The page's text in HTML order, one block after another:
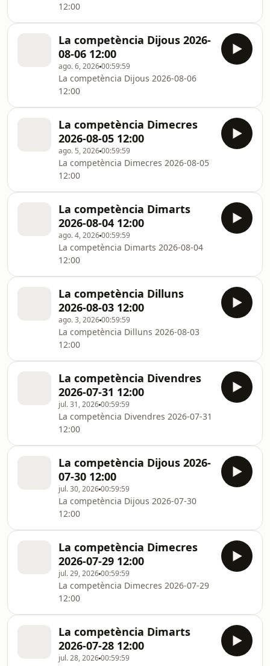
12:00
La competència Dijous 2026-
08-06 12:00
ago. 6, 202600:59:59
La competència Dijous 2026-08-06
12:00
La competència Dimecres
2026-08-05 12:00
ago. 5, 202600:59:59
La competència Dimecres 2026-08-05
12:00
La competència Dimarts
2026-08-04 12:00
ago. 4, 202600:59:59
La competència Dimarts 2026-08-04
12:00
La competència Dilluns
2026-08-03 12:00
ago. 3, 202600:59:59
La competència Dilluns 2026-08-03
12:00
La competència Divendres
2026-07-31 12:00
jul. 31, 202600:59:59
La competència Divendres 2026-07-31
12:00
La competència Dijous 2026-
07-30 12:00
jul. 30, 202600:59:59
La competència Dijous 2026-07-30
12:00
La competència Dimecres
2026-07-29 12:00
jul. 29, 202600:59:59
La competència Dimecres 2026-07-29
12:00
La competència Dimarts
2026-07-28 12:00
jul. 28, 202600:59:59